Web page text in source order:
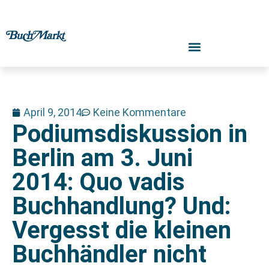
April 9, 2014 Keine Kommentare
Podiumsdiskussion in
Berlin am 3. Juni
2014: Quo vadis
Buchhandlung? Und:
Vergesst die kleinen
Buchhändler nicht